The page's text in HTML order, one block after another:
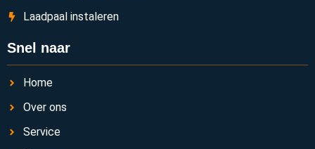
Laadpaal instaleren
Snel naar
Home
Over ons
Service